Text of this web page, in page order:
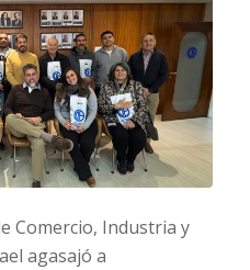
Comercio, Industria y
agasajó a